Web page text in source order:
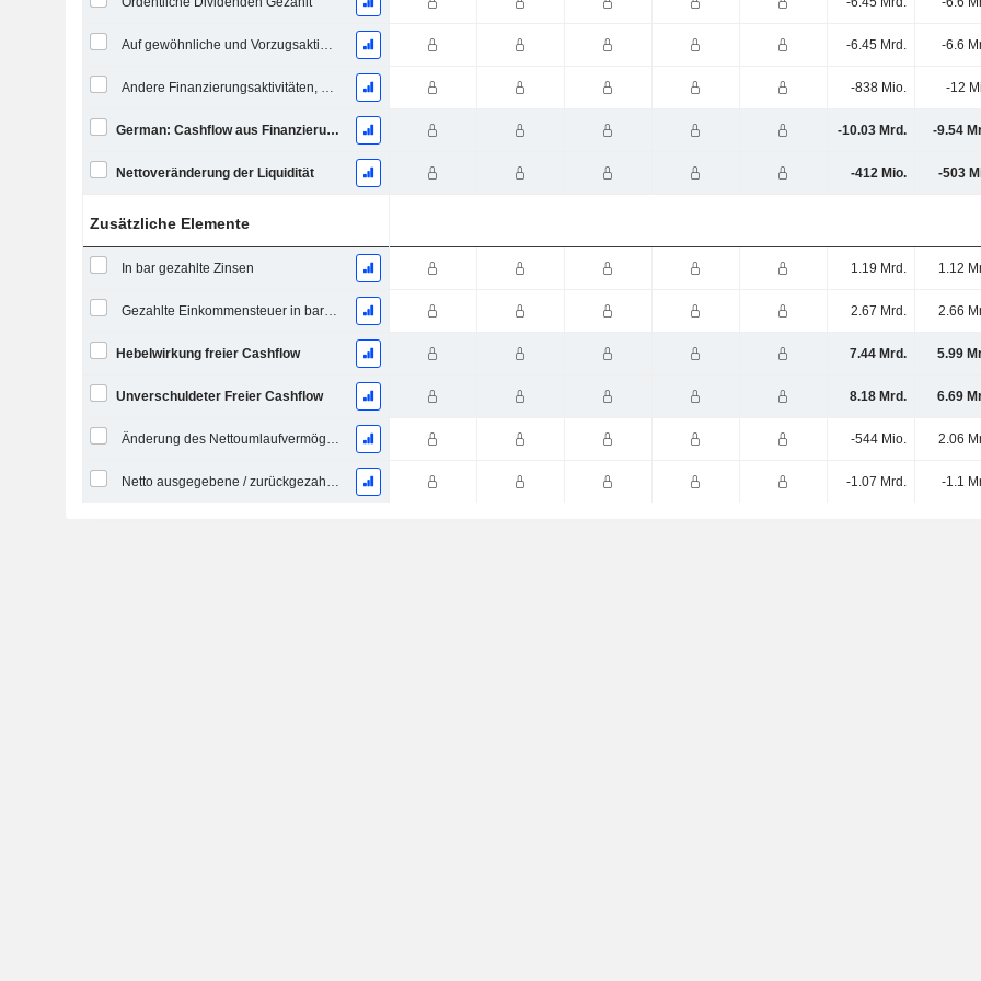
Auf gewöhnliche und Vorzugsaktien gezahlte Dividenden -6.45 Mrd. -6.6
Andere Finanzierungsaktivitäten, Gesamt -838 Mio. -12
German: Cashflow aus Finanzierungstätigkeit -10.03 Mrd. -9.54
Nettoveränderung der Liquidität -412 Mio. -503
Zusätzliche Elemente
In bar gezahlte Zinsen 1.19 Mrd. 1.12
Gezahlte Einkommensteuer in bar (Rückerstattung) 2.67 Mrd. 2.66
Hebelwirkung freier Cashflow 7.44 Mrd. 5.99
Unverschuldeter Freier Cashflow 8.18 Mrd. 6.69
Änderung des Nettoumlaufvermögens -544 Mio. 2.06
Netto ausgegebene / zurückgezahlte Schulden -1.07 Mrd. -1.1